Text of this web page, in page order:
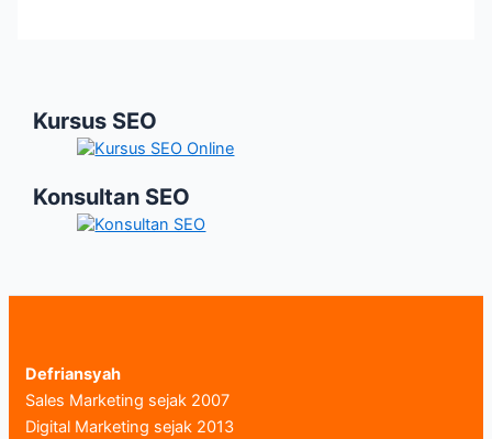
Menguntungkan?
Kursus SEO
Konsultan SEO
Defriansyah
Sales Marketing sejak 2007
Digital Marketing sejak 2013